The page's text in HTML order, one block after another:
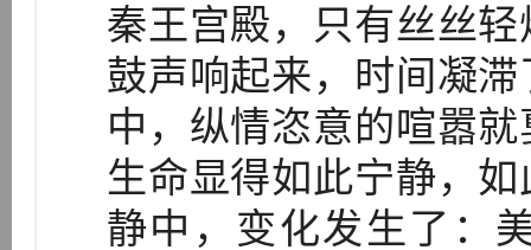
秦王宫殿，只有丝丝
鼓声响起来，时间凝
中，纵情恣意的喧嚣
生命显得如此宁静，
静中，变化发生了：